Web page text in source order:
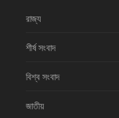
রাজ্য
শীর্ষ সংবাদ
বিশ্ব সংবাদ
জাতীয়